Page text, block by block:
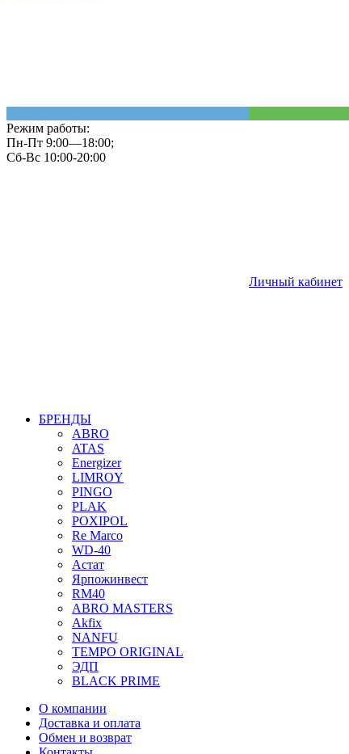
Режим работы:
Пн-Пт 9:00—18:00;
Сб-Вс 10:00-20:00
Личный кабинет
БРЕНДЫ
ABRO
ATAS
Energizer
LIMROY
PINGO
PLAK
POXIPOL
Re Marco
WD-40
Астат
Ярпожинвест
RM40
ABRO MASTERS
Akfix
NANFU
TEMPO ORIGINAL
ЭДП
BLACK PRIME
О компании
Доставка и оплата
Обмен и возврат